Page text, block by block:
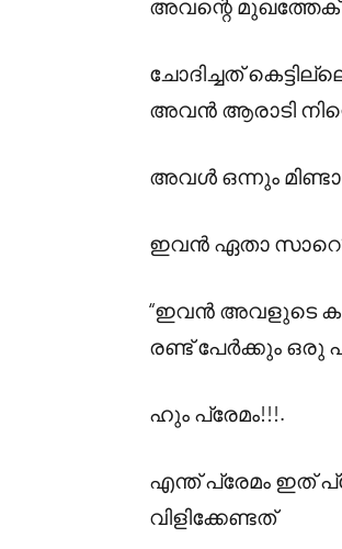
അവന്റെ മുഖത്തേക്
ചോദിച്ചത്
അവൻ ആരാടി
അവൾ ഒന്നും
ഇവൻ ഏതാ
“ഇവൻ അവളുടെ
രണ്ട് പേർക്കും ഒരു
ഹും പ്രേമം!!!.
എന്ത് പ്രേമം ഇത്
വിളിക്കേണ്ടത്